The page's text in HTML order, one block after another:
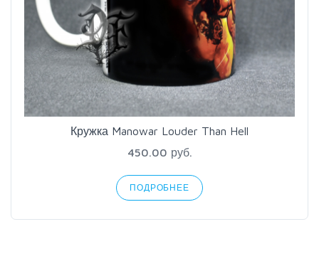
Кружка Manowar Louder Than Hell
450.00 руб.
ПОДРОБНЕЕ